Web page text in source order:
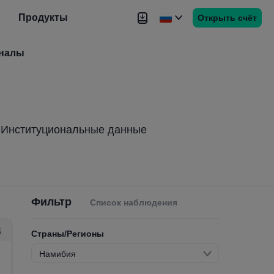
Продукты
Новости
Открыть счёт
Институциональные данные
Фильтр Список наблюдения
Страны/Регионы
Намибия